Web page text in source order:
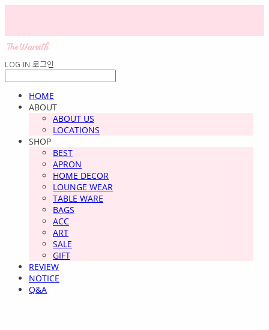
LOG IN 로그인
HOME
ABOUT
ABOUT US
LOCATIONS
SHOP
BEST
APRON
HOME DECOR
LOUNGE WEAR
TABLE WARE
BAGS
ACC
ART
SALE
GIFT
REVIEW
NOTICE
Q&A